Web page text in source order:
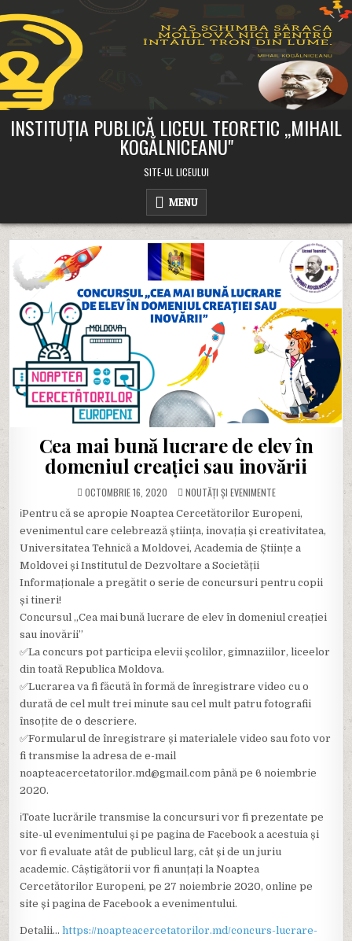
to
INSTITUȚIA PUBLICĂ LICEUL TEORETIC ,,MIHAIL
KOGĂLNICEANU"
SITE-UL LICEULUI
MENU
Cea mai bună lucrare de elev în
domeniul creației sau inovării
OCTOMBRIE 16, 2020 POSTED
IN
NOUTĂȚI ȘI EVENIMENTE
ℹ️Pentru că se apropie Noaptea Cercetătorilor Europeni,
evenimentul care celebrează știința, inovația și creativitatea,
Universitatea Tehnică a Moldovei, Academia de Științe a
Moldovei și Institutul de Dezvoltare a Societății
Informaționale a pregătit o serie de concursuri pentru copii
și tineri!
Concursul „Cea mai bună lucrare de elev în domeniul creației
sau inovării”
✅La concurs pot participa elevii școlilor, gimnaziilor, liceelor
din toată Republica Moldova.
✅Lucrarea va fi făcută în formă de înregistrare video cu o
durată de cel mult trei minute sau cel mult patru fotografii
însoțite de o descriere.
✅Formularul de înregistrare și materialele video sau foto vor
fi transmise la adresa de e-mail
noapteacercetatorilor.md@gmail.com până pe 6 noiembrie
2020.
ℹ️Toate lucrările transmise la concursuri vor fi prezentate pe
site-ul evenimentului și pe pagina de Facebook a acestuia și
vor fi evaluate atât de publicul larg, cât și de un juriu
academic. Câștigătorii vor fi anunțați la Noaptea
Cercetătorilor Europeni, pe 27 noiembrie 2020, online pe
site și pagina de Facebook a evenimentului.
Detalii…https://noapteacercetatorilor.md/concurs-lucrare-